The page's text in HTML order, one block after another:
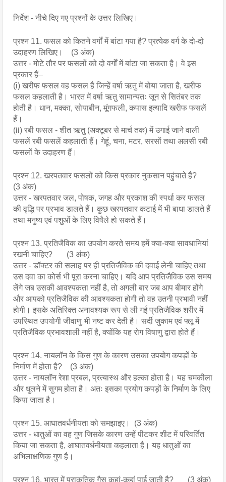
निर्देश - नीचे दिए गए प्रश्नों के उत्तर लिखिए।
प्रश्न 11. फसल को कितने वर्गों में बांटा गया है? प्रत्येक वर्ग के दो-दो
उदाहरण लिखिए। (3 अंक)
उत्तर - मोटे तौर पर फसलों को दो वर्गों में बांटा जा सकता है। वे इस
प्रकार हैं–
(i) खरीफ फसल वह फसल है जिन्हें वर्षा ऋतु में बोया जाता है, खरीफ
फसल कहलाती है। भारत में वर्षा ऋतु सामान्यतः जून से सितंबर तक
होती है। धान, मक्का, सोयाबीन, मूंगफली, कपास इत्यादि खरीफ फसलें
हैं।
(ii) रबी फसल - शीत ऋतु (अक्टूबर से मार्च तक) में उगाई जाने वाली
फसलें रबी फसलें कहलाती हैं। गेहूं, चना, मटर, सरसों तथा अलसी रबी
फसलों के उदाहरण हैं।
प्रश्न 12. खरपतवार फसलों को किस प्रकार नुकसान पहुंचाते हैं?
(3 अंक)
उत्तर - खरपतवार जल, पोषक, जगह और प्रकाश की स्पर्धा कर फसल
की वृद्धि पर प्रभाव डालते हैं। कुछ खरपतवार कटाई में भी बाधा डालते हैं
तथा मनुष्य एवं पशुओं के लिए विषैले हो सकते हैं।
प्रश्न 13. प्रतिजैविक का उपयोग करते समय हमें क्या-क्या सावधानियां
रखनी चाहिए? (3 अंक)
उत्तर - डॉक्टर की सलाह पर ही प्रतिजैविक की दवाई लेनी चाहिए तथा
उस दवा का कोर्स भी पूरा करना चाहिए। यदि आप प्रतिजैविक उस समय
लेंगे जब उसकी आवश्यकता नहीं है, तो अगली बार जब आप बीमार होंगे
और आपको प्रतिजैविक की आवश्यकता होगी तो वह उतनी प्रभावी नहीं
होगी। इसके अतिरिक्त अनावश्यक रूप से ली गई प्रतिजैविक शरीर में
उपस्थित उपयोगी जीवाणु भी नष्ट कर देती है। सर्दी जुकाम एवं फ्लू में
प्रतिजैविक प्रभावशाली नहीं है, क्योंकि यह रोग विषाणु द्वारा होते हैं।
प्रश्न 14. नायलॉन के किस गुण के कारण उसका उपयोग कपड़ों के
निर्माण में होता है? (3 अंक)
उत्तर - नायलॉन रेशा प्रबल, प्रत्यास्थ और हल्का होता है। यह चमकीला
और धुलने में सुगम होता है। अतः इसका प्रयोग कपड़ों के निर्माण के लिए
किया जाता है।
प्रश्न 15. आघातवर्धनीयता को समझाइए। (3 अंक)
उत्तर - धातुओं का वह गुण जिसके कारण उन्हें पीटकर शीट में परिवर्तित
किया जा सकता है, आघातवर्धनीयता कहलाता है। यह धातुओं का
अभिलाक्षणिक गुण है।
प्रश्न 16. भारत में प्राकृतिक गैस कहां-कहां पाई जाती है? (3 अंक)